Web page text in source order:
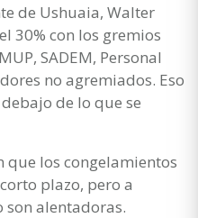
de Ushuaia, Walter
30% con los gremios
SADEM, Personal
no agremiados. Eso
de lo que se
que los congelamientos
plazo, pero a
son alentadoras.